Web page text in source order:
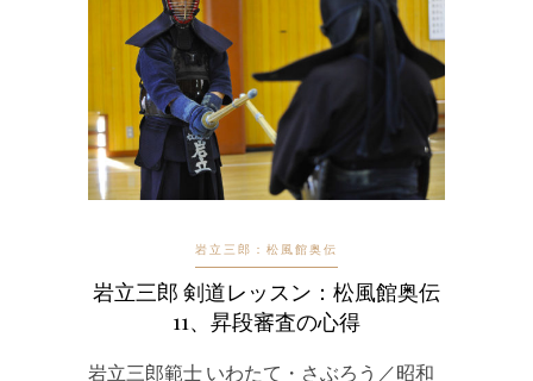
岩立三郎：松風館奥伝
岩立三郎 剣道レッスン：松風館奥伝
11、昇段審査の心得
岩立三郎範士 いわたて・さぶろう／昭和